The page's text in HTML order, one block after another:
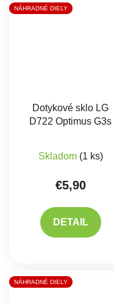
NÁHRADNÉ DIELY
Dotykové sklo LG
D722 Optimus G3s
Skladom (1 ks)
€5,90
DETAIL
NÁHRADNÉ DIELY